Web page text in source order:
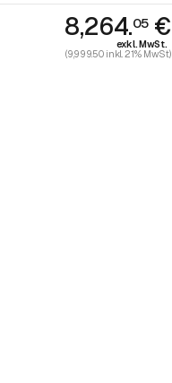
8,264.05 €
exkl. MwSt.
(9,999.50 inkl. 21% MwSt)